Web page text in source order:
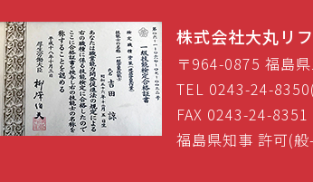
株式会社大丸リ
〒964-0875 福島
TEL 0243-24-
FAX 0243-24-8351
福島県知事 許可(